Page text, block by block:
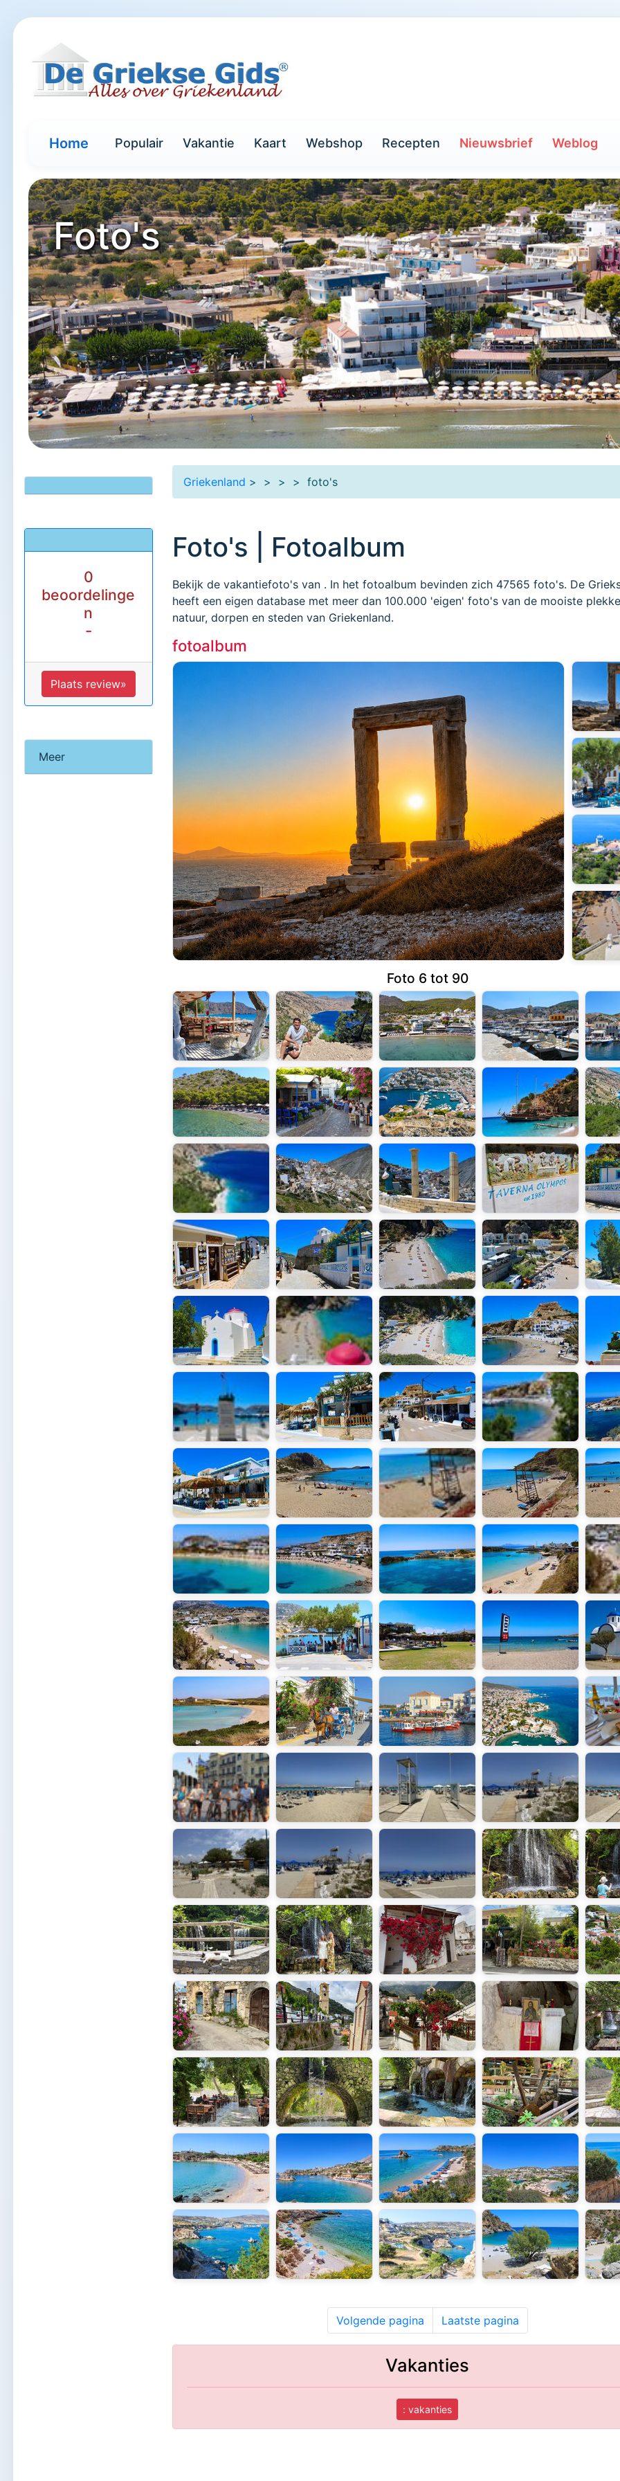
Home Populair Vakantie Kaart Webshop Recepten Nieuwsbrief Weblog
Foto's
Griekenland > > > > foto's
Foto's | Fotoalbum
Bekijk de vakantiefoto's van . In het fotoalbum bevinden zich 47565 foto's. De
heeft een eigen database met meer dan 100.000 'eigen' foto's van de mooiste
natuur, dorpen en steden van Griekenland.
fotoalbum
Foto 6 tot 90
Volgende pagina Laatste pagina
Vakanties
: vakanties
0
beoordelinge
n
-
Plaats review»
Meer